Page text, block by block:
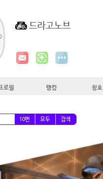
드라고노브
로필 랭킹 칭호
10번 모두 검색